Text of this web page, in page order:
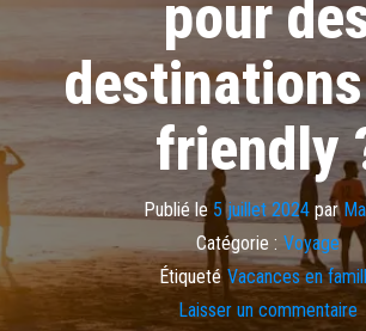
pour
friendly
Publié le 5 juillet 2024par
Catégorie : Voyage
Étiqueté Vacances en
Laisser un commentaire